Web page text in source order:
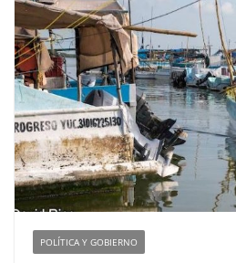
POLÍTICA Y GOBIERNO